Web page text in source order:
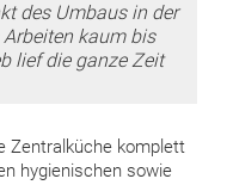
des Umbaus in der
kaum bis
lief die ganze Zeit
Zentralküche komplett
hygienischen sowie